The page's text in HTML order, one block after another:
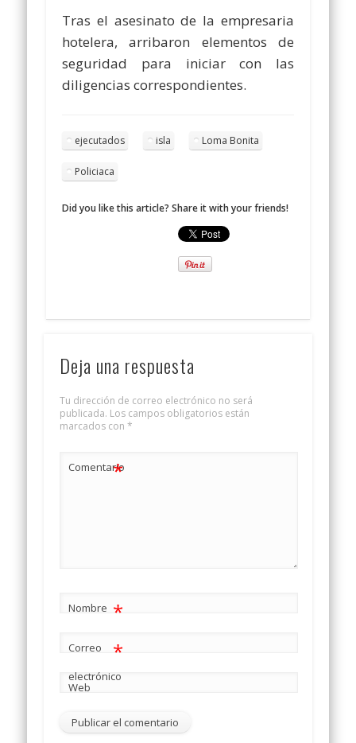
Tras el asesinato de la empresaria
hotelera, arribaron elementos de
seguridad para iniciar con las
diligencias correspondientes.
ejecutados isla Loma Bonita
Policiaca
Did you like this article? Share it with your friends!
Deja una respuesta
Tu dirección de correo electrónico no será
publicada. Los campos obligatorios están
marcados con *
Comentario
*
Nombre *
Correo
electrónico
*
Web